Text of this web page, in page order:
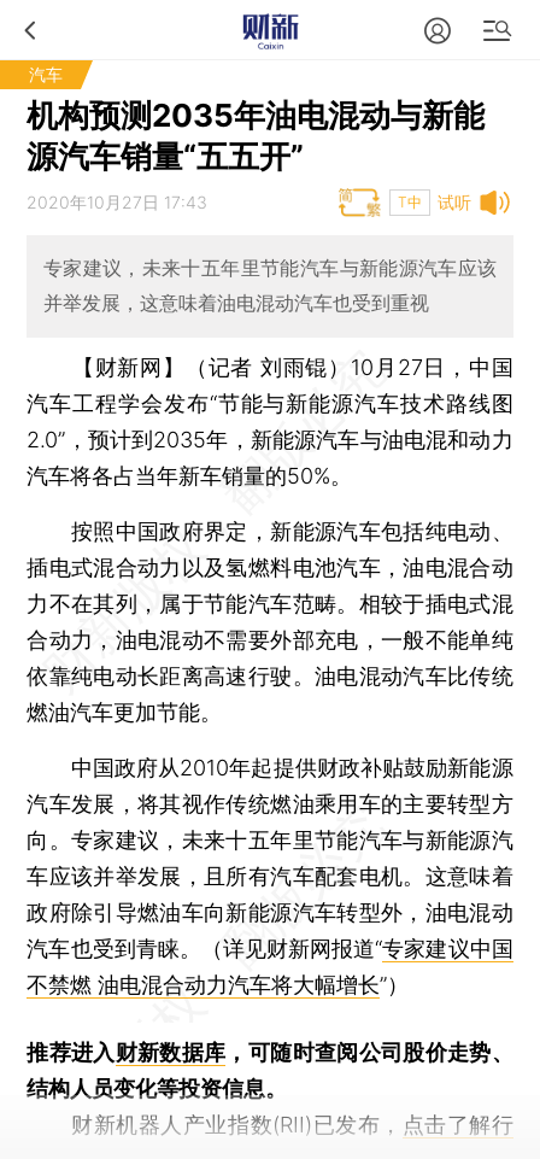
汽车
机构预测2035年油电混动与新能
源汽车销量“五五开”
试听
2020年10月27日 17:43 T中
专家建议，未来十五年里节能汽车与新能源汽车应该
并举发展，这意味着油电混动汽车也受到重视
【财新网】（记者 刘雨锟） 10月27日，中国
汽车工程学会发布“节能与新能源汽车技术路线图
2.0”，预计到2035年，新能源汽车与油电混和动力
汽车将各占当年新车销量的50%。
按照中国政府界定，新能源汽车包括纯电动、
插电式混合动力以及氢燃料电池汽车，油电混合动
力不在其列，属于节能汽车范畴。相较于插电式混
合动力，油电混动不需要外部充电，一般不能单纯
依靠纯电动长距离高速行驶。油电混动汽车比传统
燃油汽车更加节能。
中国政府从2010年起提供财政补贴鼓励新能源
汽车发展，将其视作传统燃油乘用车的主要转型方
向。专家建议，未来十五年里节能汽车与新能源汽
车应该并举发展，且所有汽车配套电机。这意味着
政府除引导燃油车向新能源汽车转型外，油电混动
汽车也受到青睐。（详见财新网报道“专家建议中国
不禁燃 油电混合动力汽车将大幅增长”）
推荐进入财新数据库 ，可随时查阅公司股价走势、
结构人员变化等投资信息。
财新机器人产业指数(RII)已发布， 点击了解行